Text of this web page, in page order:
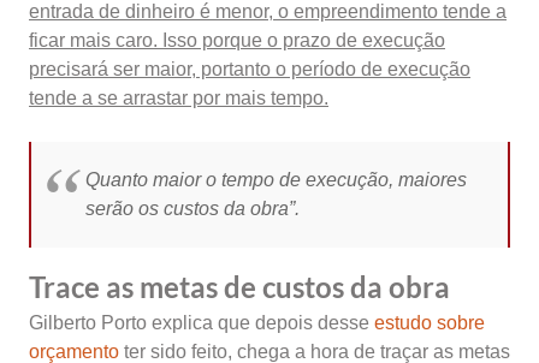
entrada de dinheiro é menor, o empreendimento tende a
ficar mais caro. Isso porque o prazo de execução
precisará ser maior, portanto o período de execução
tende a se arrastar por mais tempo.
Quanto maior o tempo de execução, maiores
serão os custos da obra”.
Trace as metas de custos da obra
Gilberto Porto explica que depois desse estudo sobre
orçamento ter sido feito, chega a hora de traçar as metas